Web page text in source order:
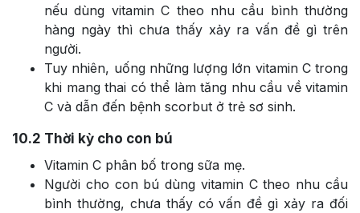
nếu dùng vitamin C theo nhu cầu bình thường
hàng ngày thì chưa thấy xảy ra vấn đề gì trên
người.
Tuy nhiên, uống những lượng lớn vitamin C trong
khi mang thai có thể làm tăng nhu cầu về vitamin
C và dẫn đến bệnh scorbut ở trẻ sơ sinh.
10.2 Thời kỳ cho con bú
Vitamin C phân bố trong sữa mẹ.
Người cho con bú dùng vitamin C theo nhu cầu
bình thường, chưa thấy có vấn đề gì xảy ra đối